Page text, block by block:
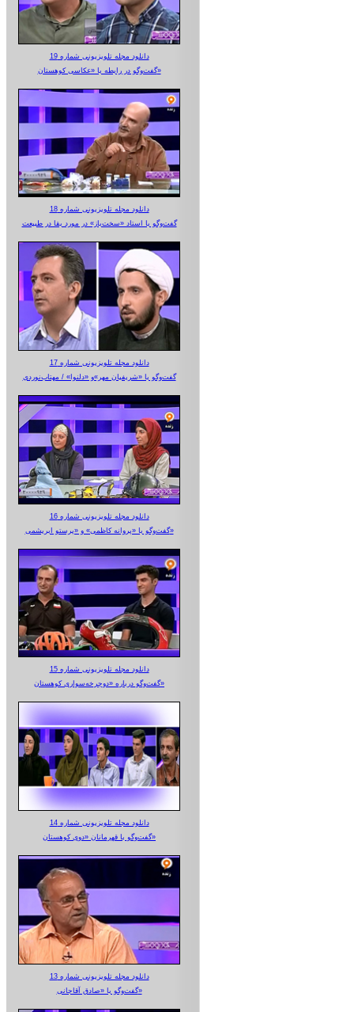
دانلود مجله تلویزیونی شماره 19
گفت‌وگو در رابطه با «عکاسی کوهستان»
دانلود مجله تلویزیونی شماره 18
گفت‌وگو با استاد «سخت‌باز» در مورد بقا در طبیعت
دانلود مجله تلویزیونی شماره 17
گفت‌وگو با «شریفیان مهر»‌و «دلنوا» / مهتاب‌نوردی
دانلود مجله تلویزیونی شماره 16
گفت‌وگو با «پروانه کاظمی» و «پرستو‌ ابریشمی»
دانلود مجله تلویزیونی شماره 15
گفت‌وگو درباره «دوچرخه‌سواری کوهستان»
دانلود مجله تلویزیونی شماره 14
گفت‌وگو با قهرمانان «دوی کوهستان»
دانلود مجله تلویزیونی شماره 13
گفت‌وگو با «صادق آقاجانی»